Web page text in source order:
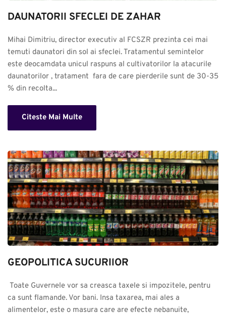
DAUNATORII SFECLEI DE ZAHAR
Mihai Dimitriu, director executiv al FCSZR prezinta cei mai
temuti daunatori din sol ai sfeclei. Tratamentul semintelor
este deocamdata unicul raspuns al cultivatorilor la atacurile
daunatorilor , tratament  fara de care pierderile sunt de 30-35
% din recolta...
Citeste Mai Multe
GEOPOLITICA SUCURIlOR
ca sunt flamande. Vor bani. Insa taxarea, mai ales a
alimentelor, este o masura care are efecte nebanuite,